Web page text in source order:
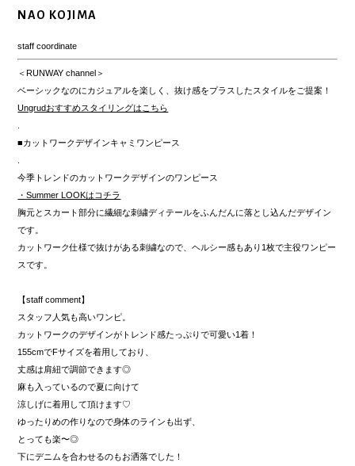
NAO KOJIMA
staff coordinate
＜RUNWAY channel＞
ベーシックなのにカジュアルを楽しく、抜け感をプラスしたスタイルをご提案！
Ungrudおすすめスタイリングはこちら
■カットワークデザインキャミワンピース
今季トレンドのカットワークデザインのワンピース
・Summer LOOKはコチラ
胸元とスカート部分に繊細な刺繍ディテールをふんだんに落とし込んだデザイン
です。
カットワーク仕様で抜けがある刺繍なので、ヘルシー感もあり1枚で主役ワンピー
スです。
【staff comment】
スタッフ人気も高いワンピ。
カットワークのデザインがトレンド感たっぷりで可愛い1着！
155cmでFサイズを着用しており、
丈感は肩紐で調節できます◎
麻も入っているので夏に向けて
涼しげに着用して頂けます♡
ゆったりめの作りなので身体のラインも出ず、
とっても楽〜◎
下にデニムを合わせるのもお洒落でした！